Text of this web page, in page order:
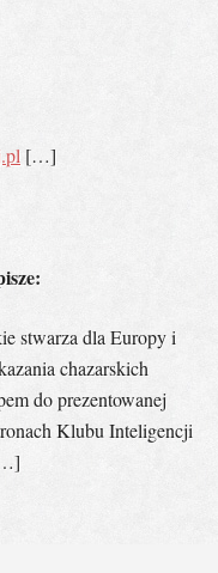
[…]
stwarza dla Europy i
chazarskich
do prezentowanej
Klubu Inteligencji